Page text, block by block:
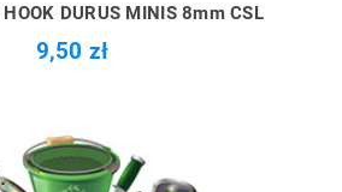
HOOK DURUS MINIS 8mm CSL
9,50 zł